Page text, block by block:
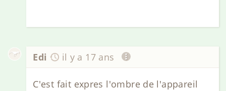
Edi il y a 17 ans
C'est fait expres l'ombre de l'appareil